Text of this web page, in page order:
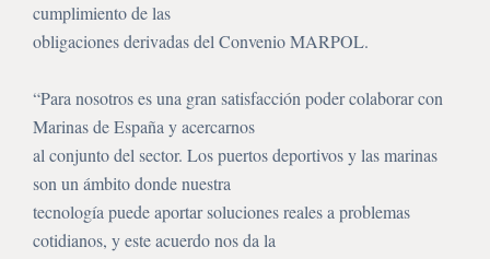
cumplimiento de las
obligaciones derivadas del Convenio MARPOL.
“Para nosotros es una gran satisfacción poder colaborar con
Marinas de España y acercarnos
al conjunto del sector. Los puertos deportivos y las marinas
son un ámbito donde nuestra
tecnología puede aportar soluciones reales a problemas
cotidianos, y este acuerdo nos da la